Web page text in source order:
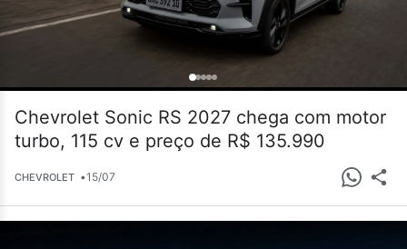
Chevrolet Sonic RS 2027 chega com motor
turbo, 115 cv e preço de R$ 135.990
CHEVROLET •15/07